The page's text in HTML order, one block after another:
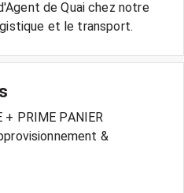
de Quai chez notre
+ PRIME PANIER
&